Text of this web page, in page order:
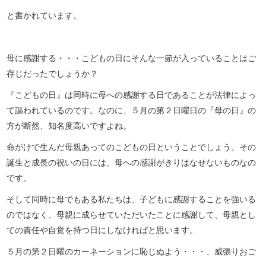
と書かれています。
母に感謝する・・・こどもの日にそんな一節が入っていることはご
存じだったでしょうか？
『こどもの日』は同時に母への感謝する日であることが法律によっ
て謳われているのです。なのに、５月の第２日曜日の『母の日』の
方が断然、知名度高いですよね。
命がけで生んだ母親あってのこどもの日ということでしょう。その
誕生と成長の祝いの日には、母への感謝がきりはなせないものなの
です。
そして同時に母でもある私たちは、子どもに感謝することを強いる
のではなく、母親に成らせていただいたことに感謝して、母親とし
ての責任や自覚を持つ日にしなければと思います。
５月の第２日曜のカーネーションに恥じぬよう・・・、威張りおご